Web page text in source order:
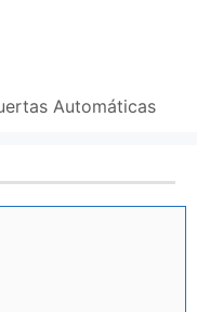
Automáticas